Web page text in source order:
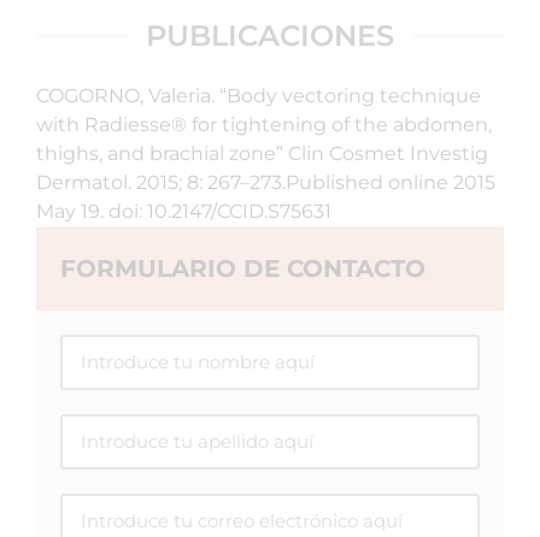
PUBLICACIONES
COGORNO, Valeria. “Body vectoring technique
with Radiesse® for tightening of the abdomen,
thighs, and brachial zone” Clin Cosmet Investig
Dermatol. 2015; 8: 267–273.Published online 2015
May 19. doi: 10.2147/CCID.S75631
FORMULARIO DE CONTACTO